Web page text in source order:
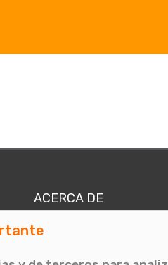
ACERCA DE
Quiénes somos